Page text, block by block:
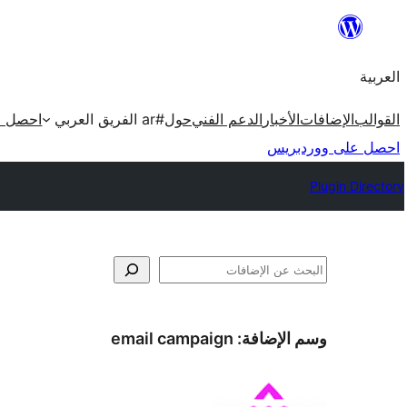
المحتوى
العربية
القوالبالإضافاتالأخبار الدعم الفنيحول#ar الفريق العربي
احصل
احصل على ووردبريس
Plugin Directory
البحث
وسم الإضافة: email campaign